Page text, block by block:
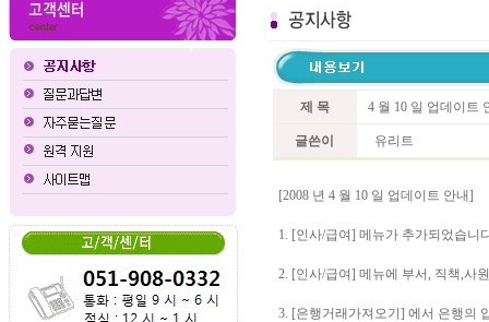
제 목 4 월 10 일 업데이트
글쓴이 유리트
[2008 년 4 월 10 일 업데이트 안내]
1. [인사/급여] 메뉴가 추가되었습니
2. [인사/급여] 메뉴에 부서, 직책,사
3. [은행거래가져오기] 에서 은행의